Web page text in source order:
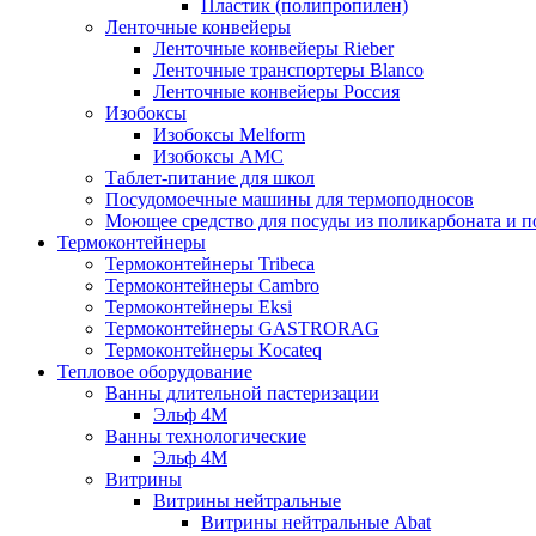
Пластик (полипропилен)
Ленточные конвейеры
Ленточные конвейеры Rieber
Ленточные транспортеры Blanco
Ленточные конвейеры Россия
Изобоксы
Изобоксы Melform
Изобоксы AMC
Таблет-питание для школ
Посудомоечные машины для термоподносов
Моющее средство для посуды из поликарбоната и
Термоконтейнеры
Термоконтейнеры Tribeca
Термоконтейнеры Cambro
Термоконтейнеры Eksi
Термоконтейнеры GASTRORAG
Термоконтейнеры Kocateq
Тепловое оборудование
Ванны длительной пастеризации
Эльф 4М
Ванны технологические
Эльф 4М
Витрины
Витрины нейтральные
Витрины нейтральные Abat